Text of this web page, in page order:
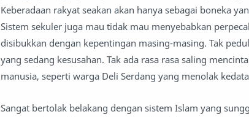
Keberadaan rakyat seakan akan hanya sebagai boneka
Sistem sekuler juga mau tidak mau menyebabkan
disibukkan dengan kepentingan masing-masing. Tak
yang sedang kesusahan. Tak ada rasa rasa saling
manusia, seperti warga Deli Serdang yang menolak
Sangat bertolak belakang dengan sistem Islam yang